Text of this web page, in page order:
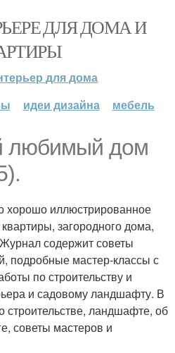
ДЛЯ ДОМА И
для дома
идеи дизайна мебель
любимый дом
иллюстрированное
загородного дома,
содержит советы
подробные мастер-классы с
по строительству и
и садовому ландшафту. В
строительстве, ландшафте, об
советы мастеров и